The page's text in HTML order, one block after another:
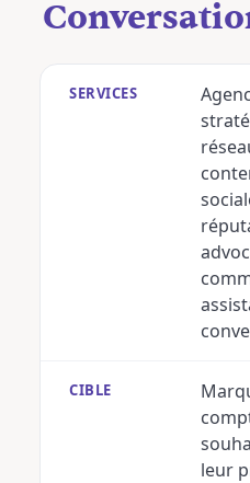
SERVICES
CIBLE
leur